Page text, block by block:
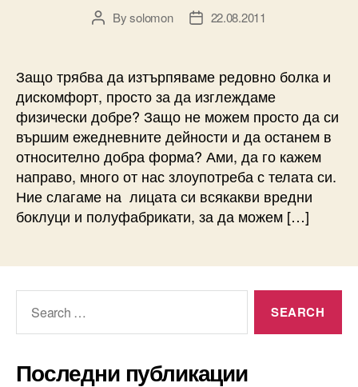
PostBysolomon
Post22.08.2011
Защо трябва да изтърпяваме редовно болка и
дискомфорт, просто за да изглеждаме
физически добре? Защо не можем просто да си
вършим ежедневните дейности и да останем в
относително добра форма? Ами, да го кажем
направо, много от нас злоупотреба с телата си.
Ние слагаме на лицата си всякакви вредни
боклуци и полуфабрикати, за да можем […]
Последни публикации